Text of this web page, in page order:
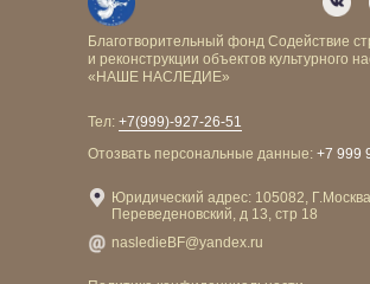
Юридический адрес: 105082,
Переведеновский, д 13, стр 18
Благотворительный фонд Содействие
и реконструкции объектов культурного
«НАШЕ НАСЛЕДИЕ»
nasledieBF@yandex.ru
Отозвать персональные данные: +7 999
Тел: +7(999)-927-26-51